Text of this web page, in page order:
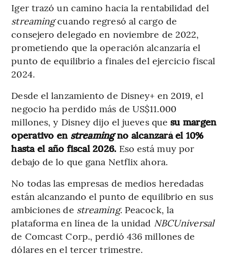
Iger trazó un camino hacia la rentabilidad del
streamingcuando regresó al cargo de
consejero delegado en noviembre de 2022,
prometiendo que la operación alcanzaría el
punto de equilibrio a finales del ejercicio fiscal
2024.
Desde el lanzamiento de Disney+ en 2019, el
negocio ha perdido más de US$11.000
millones, y Disney dijo el jueves quesu margen
operativo en streamingno alcanzará el 10%
hasta el año fiscal 2026. Eso está muy por
debajo de lo que gana Netflix ahora.
No todas las empresas de medios heredadas
están alcanzando el punto de equilibrio en sus
ambiciones de streaming. Peacock, la
plataforma en línea de la unidad NBCUniversal
de Comcast Corp., perdió 436 millones de
dólares en el tercer trimestre.